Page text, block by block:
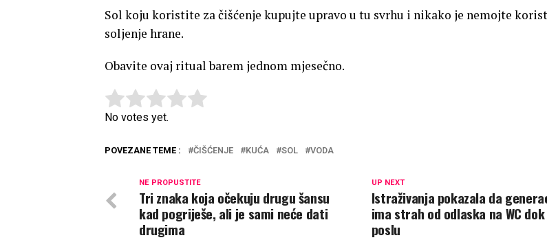
Sol koju koristite za čišćenje kupujte upravo u tu svrhu i nikako je nemojte
soljenje hrane.
Obavite ovaj ritual barem jednom mjesečno.
Rate this item:
No votes yet.
POVEZANE TEME : ČIŠĆENJE KUĆA SOL VODA
UP NEXT
Istraživanja pokazala da
ima strah od odlaska na WC
poslu
NE PROPUSTITE
Tri znaka koja očekuju drugu šansu
kad pogriješe, ali je sami neće dati
drugima